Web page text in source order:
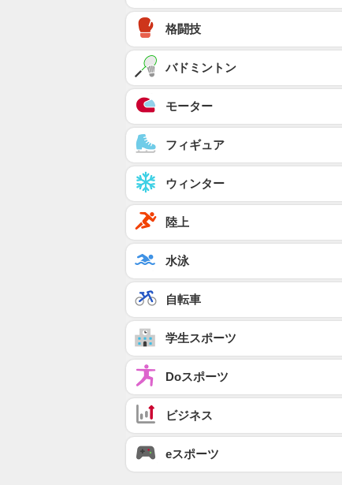
格闘技
バドミントン
モーター
フィギュア
ウィンター
陸上
水泳
自転車
学生スポーツ
Doスポーツ
ビジネス
eスポーツ